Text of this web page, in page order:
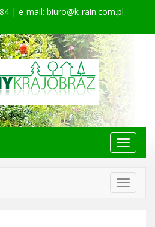
| e-mail: biuro@k-rain.com.pl
Menu
główne
Toggle